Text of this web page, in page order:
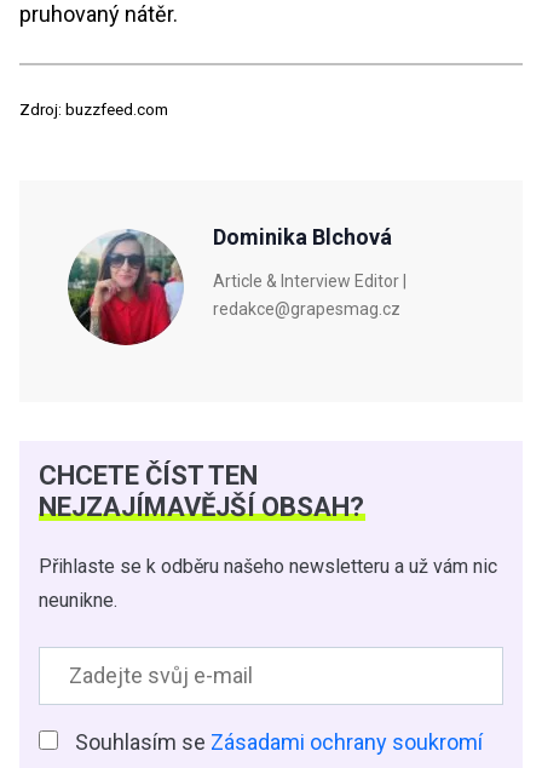
pruhovaný nátěr.
Zdroj: buzzfeed.com
Dominika Blchová
Article & Interview Editor |
redakce@grapesmag.cz
CHCETE ČÍST TEN
NEJZAJÍMAVĚJŠÍ OBSAH?
Přihlaste se k odběru našeho newsletteru a už vám nic
neunikne.
Souhlasím se Zásadami ochrany soukromí